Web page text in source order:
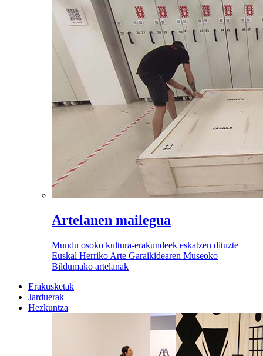
Artelanen mailegua
Mundu osoko kultura-erakundeek eskatzen dituzte
Euskal Herriko Arte Garaikidearen Museoko
Bildumako artelanak
Erakusketak
Jarduerak
Hezkuntza